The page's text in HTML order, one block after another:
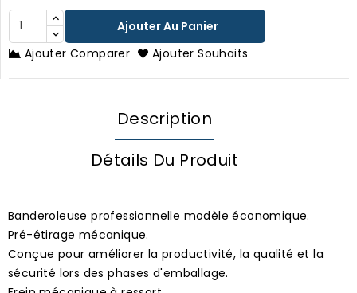
Ajouter Au Panier
Ajouter Comparer
Ajouter Souhaits
Description
Détails Du Produit
Banderoleuse professionnelle modèle économique.
Pré-étirage mécanique.
Conçue pour améliorer la productivité, la qualité et la
sécurité lors des phases d'emballage.